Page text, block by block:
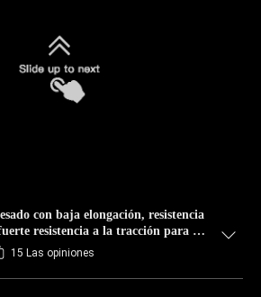
con baja elongación, resistencia
resistencia a la tracción para un
15 Las opiniones